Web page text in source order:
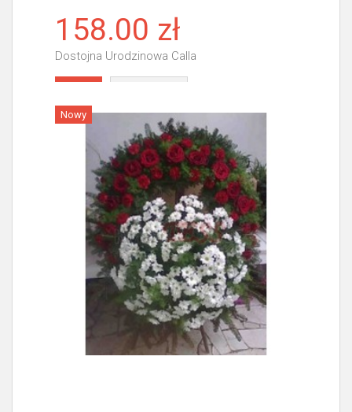
158.00 zł
Dostojna Urodzinowa Calla
Nowy